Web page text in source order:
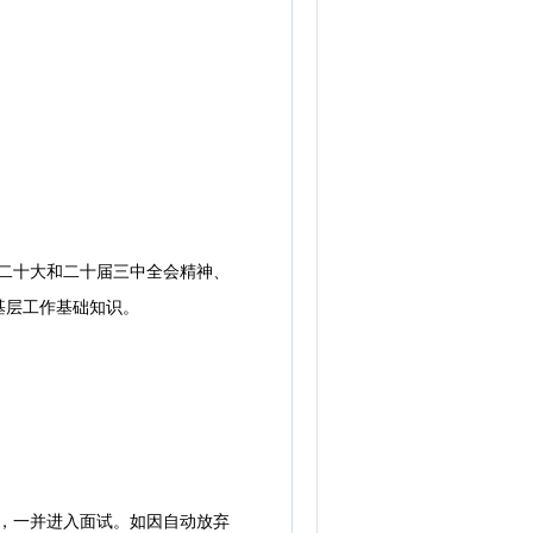
大和二十届三中全会精神、
工作基础知识。
并进入面试。如因自动放弃